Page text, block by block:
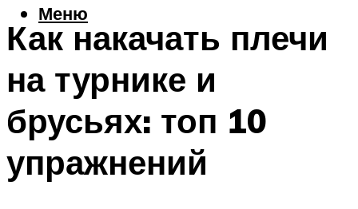
Меню
Как накачать плечи
на турнике и
брусьях: топ 10
упражнений